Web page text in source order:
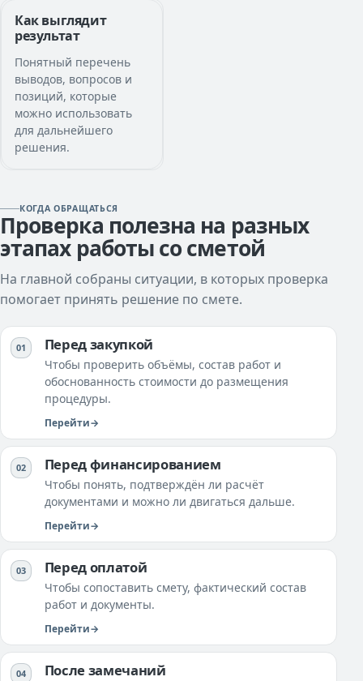
Как выглядит
результат
Понятный перечень
выводов, вопросов и
позиций, которые
можно использовать
для дальнейшего
решения.
КОГДА ОБРАЩАТЬСЯ
Проверка полезна на разных
этапах работы со сметой
На главной собраны ситуации, в которых проверка
помогает принять решение по смете.
Перед закупкой
Чтобы проверить объёмы, состав работ и
обоснованность стоимости до размещения
процедуры.
Перейти
Перед финансированием
Чтобы понять, подтверждён ли расчёт
документами и можно ли двигаться дальше.
Перейти
Перед оплатой
Чтобы сопоставить смету, фактический состав
работ и документы.
Перейти
После замечаний